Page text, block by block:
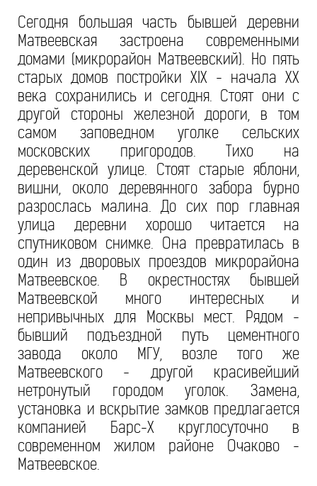
Сегодня большая часть бывшей деревни
Матвеевская застроена современными
домами (микрорайон Матвеевский). Но пять
старых домов постройки XIX - начала XX
века сохранились и сегодня. Стоят они с
другой стороны железной дороги, в том
самом заповедном уголке сельских
московских пригородов. Тихо на
деревенской улице. Стоят старые яблони,
вишни, около деревянного забора бурно
разрослась малина. До сих пор главная
улица деревни хорошо читается на
спутниковом снимке. Она превратилась в
один из дворовых проездов микрорайона
Матвеевское. В окрестностях бывшей
Матвеевской много интересных и
непривычных для Москвы мест. Рядом -
бывший подъездной путь цементного
завода около МГУ, возле того же
Матвеевского - другой красивейший
нетронутый городом уголок. Замена,
установка и вскрытие замков предлагается
компанией Барс-Х круглосуточно в
современном жилом районе Очаково -
Матвеевское.